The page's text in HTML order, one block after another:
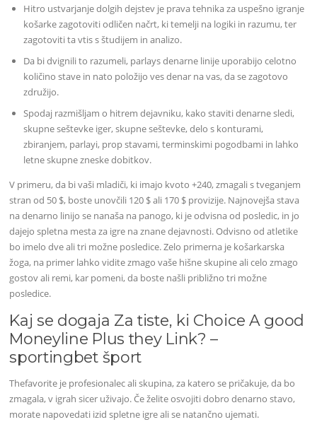
Hitro ustvarjanje dolgih dejstev je prava tehnika za uspešno igranje
košarke zagotoviti odličen načrt, ki temelji na logiki in razumu, ter
zagotoviti ta vtis s študijem in analizo.
Da bi dvignili to razumeli, parlays denarne linije uporabijo celotno
količino stave in nato položijo ves denar na vas, da se zagotovo
združijo.
Spodaj razmišljam o hitrem dejavniku, kako staviti denarne sledi,
skupne seštevke iger, skupne seštevke, delo s konturami,
zbiranjem, parlayi, prop stavami, terminskimi pogodbami in lahko
letne skupne zneske dobitkov.
V primeru, da bi vaši mladiči, ki imajo kvoto +240, zmagali s tveganjem
stran od 50 $, boste unovčili 120 $ ali 170 $ provizije. Najnovejša stava
na denarno linijo se nanaša na panogo, ki je odvisna od posledic, in jo
dajejo spletna mesta za igre na znane dejavnosti. Odvisno od atletike
bo imelo dve ali tri možne posledice. Zelo primerna je košarkarska
žoga, na primer lahko vidite zmago vaše hišne skupine ali celo zmago
gostov ali remi, kar pomeni, da boste našli približno tri možne
posledice.
Kaj se dogaja Za tiste, ki Choice A good
Moneyline Plus they Link? –
sportingbet šport
Thefavorite je profesionalec ali skupina, za katero se pričakuje, da bo
zmagala, v igrah sicer uživajo. Če želite osvojiti dobro denarno stavo,
morate napovedati izid spletne igre ali se natančno ujemati.